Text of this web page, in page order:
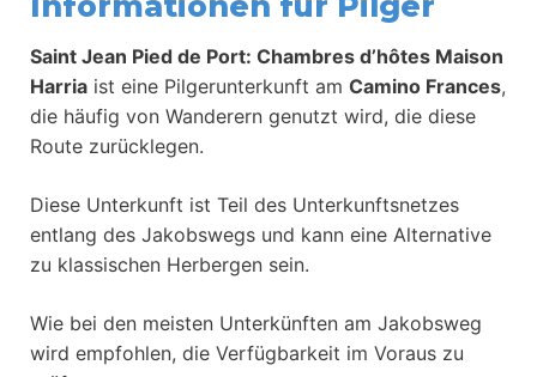
Saint Jean Pied de Port: Chambres d’hôtes Maison
Harria ist eine Pilgerunterkunft am Camino Frances,
die häufig von Wanderern genutzt wird, die diese
Route zurücklegen.
Diese Unterkunft ist Teil des Unterkunftsnetzes
entlang des Jakobswegs und kann eine Alternative
zu klassischen Herbergen sein.
Wie bei den meisten Unterkünften am Jakobsweg
wird empfohlen, die Verfügbarkeit im Voraus zu